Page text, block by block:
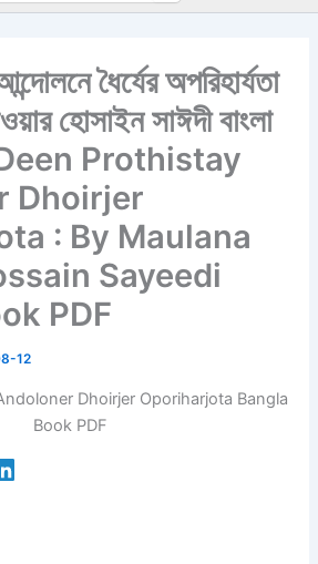
ধৈর্যের অপরিহার্যতা
হোসাইন সাঈদী বাংলা
Deen Prothistay
Dhoirjer
: By Maulana
Sayeedi
PDF
12